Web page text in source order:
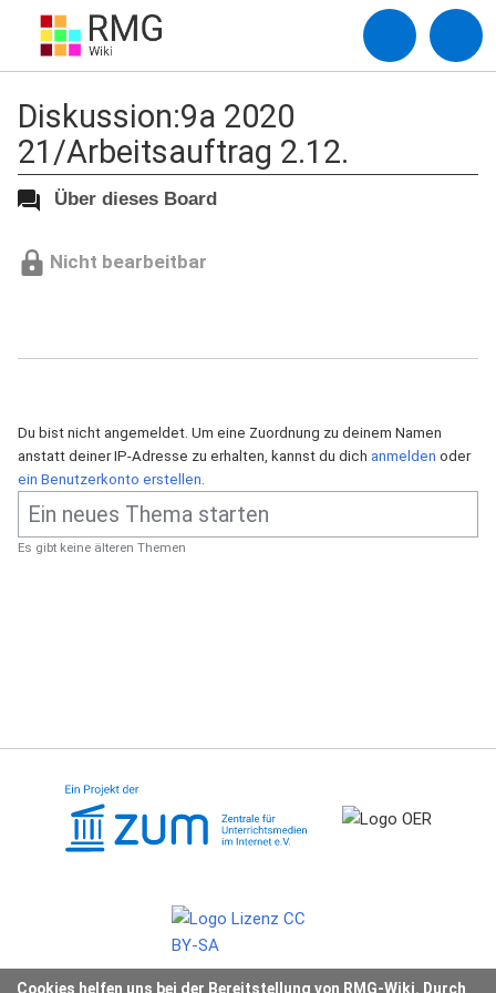
Diskussion:9a 2020
21/Arbeitsauftrag 2.12.
Über dieses Board
Nicht bearbeitbar
Du bist nicht angemeldet. Um eine Zuordnung zu deinem Namen
anstatt deiner IP-Adresse zu erhalten, kannst du dich anmelden oder
ein Benutzerkonto erstellen.
Es gibt keine älteren Themen
Cookies helfen uns bei der Bereitstellung von RMG-Wiki. Durch